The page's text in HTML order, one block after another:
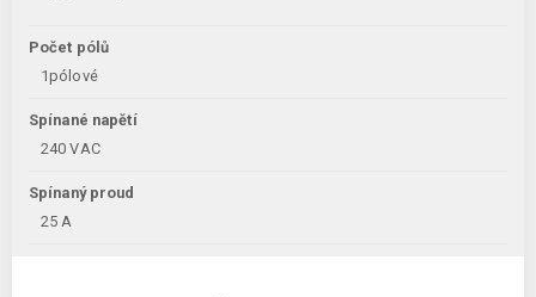
Počet pólů
1pólové
Spínané napětí
240 VAC
Spínaný proud
25 A